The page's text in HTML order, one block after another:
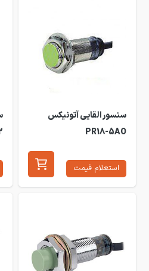
سنسور القایی آتونیکس
PR18-5AO
استعلام قیمت